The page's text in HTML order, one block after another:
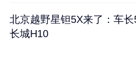
北京越野星钽5X来了：车
长城H10